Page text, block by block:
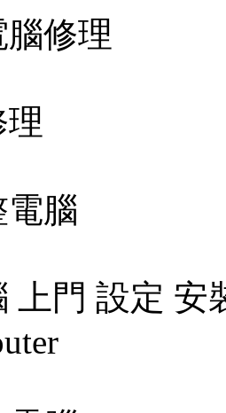
修理
腦
門 設定 安